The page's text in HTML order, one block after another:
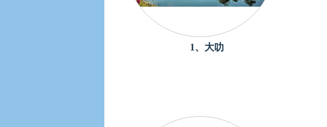
1、大叻